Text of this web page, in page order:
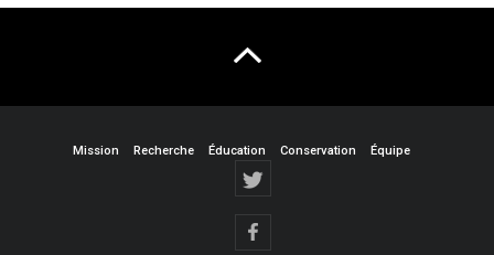
Mission Recherche Éducation Conservation Équipe